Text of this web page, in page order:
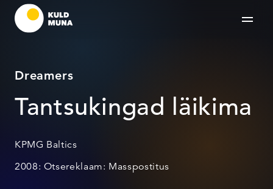
Dreamers
Tantsukingad läikima
KPMG Baltics
2008: Otsereklaam: Masspostitus